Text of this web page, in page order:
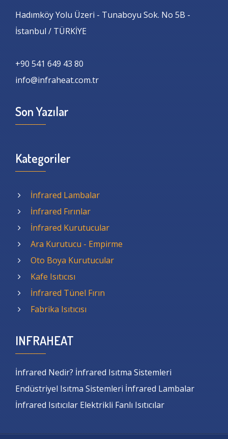
Hadımköy Yolu Üzeri - Tunaboyu Sok. No 5B -
İstanbul / TÜRKİYE
+90 541 649 43 80
info@infraheat.com.tr
Son Yazılar
Kategoriler
İnfrared Lambalar
İnfrared Fırınlar
İnfrared Kurutucular
Ara Kurutucu - Empirme
Oto Boya Kurutucular
Kafe Isıtıcısı
İnfrared Tünel Fırın
Fabrika Isıtıcısı
INFRAHEAT
İnfrared Nedir? İnfrared Isıtma Sistemleri
Endüstriyel Isıtma Sistemleri İnfrared Lambalar
İnfrared Isıtıcılar Elektrikli Fanlı Isıtıcılar